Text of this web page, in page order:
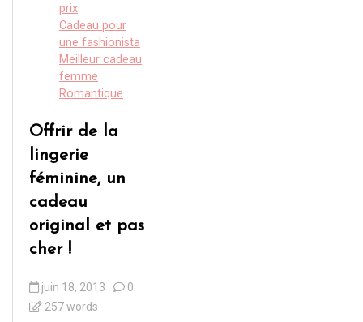
prix
Cadeau pour
une fashionista
Meilleur cadeau
femme
Romantique
Offrir de la
lingerie
féminine, un
cadeau
original et pas
cher !
juin 18, 2013
0
257 words